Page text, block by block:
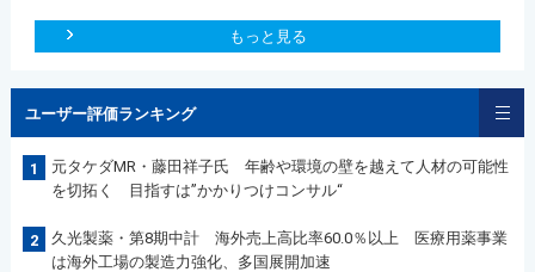
もっと見る
ユーザー評価ランキング
1
元タケダMR・藤田祥子氏 年齢や環境の壁を越えて人材の可能性
を切拓く 目指すは”かかりつけコンサル“
2
久光製薬・第8期中計 海外売上高比率60.0％以上 医療用薬事業
は海外工場の製造力強化、多国展開加速